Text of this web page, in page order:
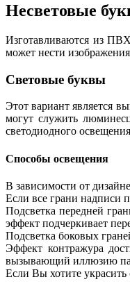
Несветовые
Изготавливаются из
может нести
Световые буквы
Этот вариант является
могут служить
светодиодного
Способы освещения
В зависимости от
Если все грани надписи
Подсветка передней
эффект подчеркивает
Подсветка боковых
Эффект контражура
вызывающий иллюзию
Если Вы хотите